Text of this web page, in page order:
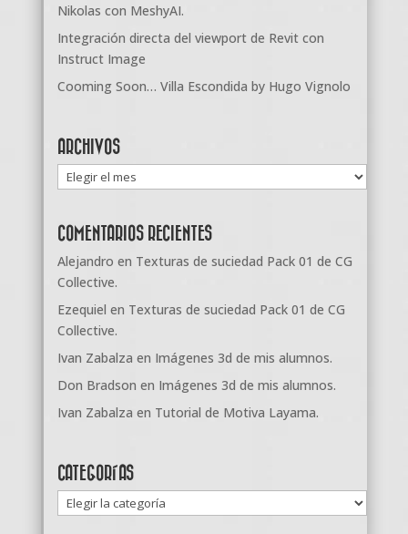
Nikolas con MeshyAI.
Integración directa del viewport de Revit con
Instruct Image
Cooming Soon… Villa Escondida by Hugo Vignolo
ARCHIVOS
Archivos
COMENTARIOS RECIENTES
Alejandro en Texturas de suciedad Pack 01 de CG
Collective.
Ezequiel en Texturas de suciedad Pack 01 de CG
Collective.
Ivan Zabalza en Imágenes 3d de mis alumnos.
Don Bradson en Imágenes 3d de mis alumnos.
Ivan Zabalza en Tutorial de Motiva Layama.
CATEGORÍAS
Categorías